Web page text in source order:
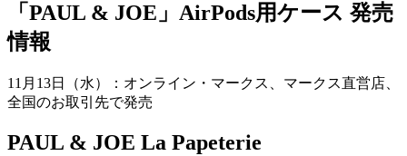
「PAUL & JOE」AirPods用ケース 発売
情報
11月13日（水）：オンライン・マークス、マークス直営店、
全国のお取引先で発売
PAUL & JOE La Papeterie